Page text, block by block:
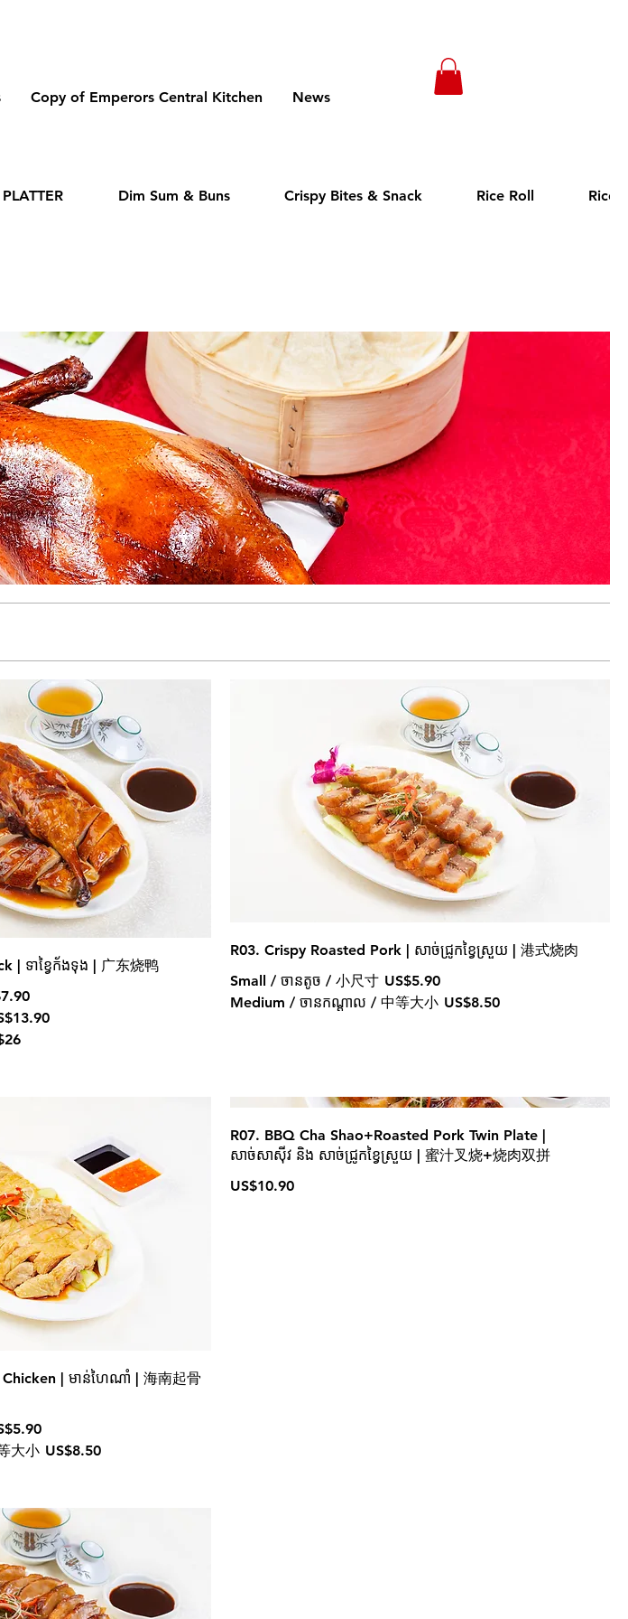
Copy of Emperors Central Kitchen News Menus (New)
Dim Sum & Buns Crispy Bites & Snack Rice Roll Rice
| ទាខ្វៃក័ងទុង | 广东烧鸭
R03. Crispy Roasted Pork | សាច់ជ្រូកខ្វៃស្រួយ | 港式烧肉
Small / ចានតូច / 小尺寸 US$5.90
Medium / ចានកណ្ដាល / 中等大小 US$8.50
| មាន់ហៃណាំ | 海南起骨
大小 US$8.50
R07. BBQ Cha Shao+Roasted Pork Twin Plate |
សាច់សាសុីវ និង សាច់ជ្រូកខ្វៃស្រួយ | 蜜汁叉烧+烧肉双拼
US$10.90